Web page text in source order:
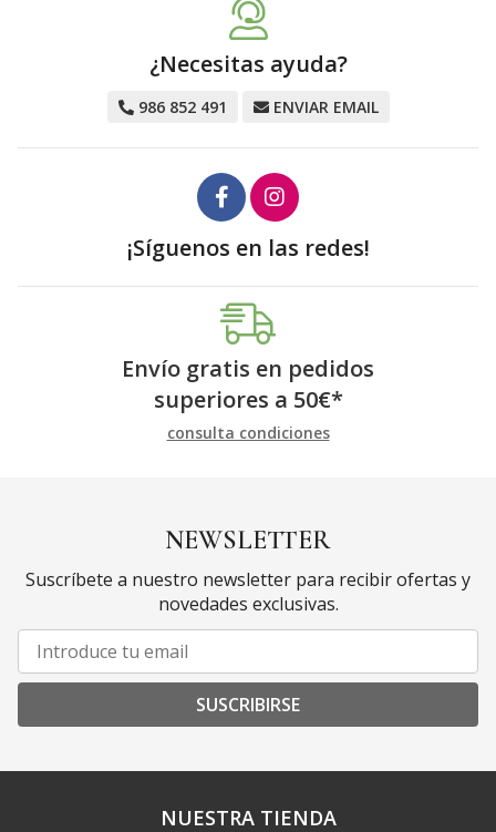
¿Necesitas ayuda?
986 852 491 ENVIAR EMAIL
¡Síguenos en las redes!
Envío gratis en pedidos
superiores a 50€*
consulta condiciones
NEWSLETTER
Suscríbete a nuestro newsletter para recibir ofertas y
novedades exclusivas.
SUSCRIBIRSE
NUESTRA TIENDA